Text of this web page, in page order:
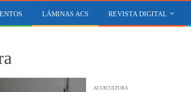
LÁMINAS ACS REVISTA DIGITAL
ACUICULTURA